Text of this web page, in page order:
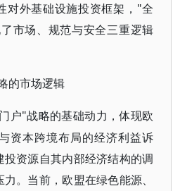
对外基础设施投资框架，"全
市场、规范与安全三重逻辑
的市场逻辑
户"战略的基础动力，体现欧
资本跨境布局的经济利益诉
资源自其内部经济结构的调
。当前，欧盟在绿色能源、